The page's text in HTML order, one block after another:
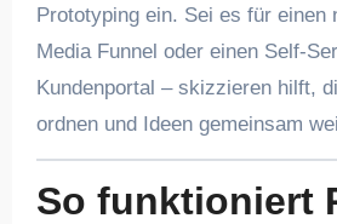
Prototyping ein. Sei es für einen
Media Funnel oder einen Self-
Kundenportal – skizzieren hilft,
ordnen und Ideen gemeinsam
So funktioniert